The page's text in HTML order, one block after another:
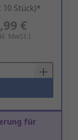
10 Stück)*
€
MwSt.)
für